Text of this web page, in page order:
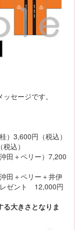
セージです。
3,600円（税込）
込）
田＋ペリー）7,200
田＋ペリー＋井伊
レゼント 12,000円
大きさとなりま